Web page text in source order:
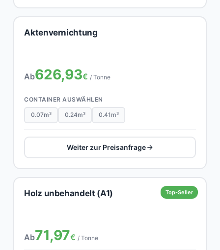
Aktenvernichtung
Ab626,93€ / Tonne
CONTAINER AUSWÄHLEN
0.07m³ 0.24m³ 0.41m³
Weiter zur Preisanfrage
Top-Seller
Holz unbehandelt (A1)
Ab71,97€ / Tonne